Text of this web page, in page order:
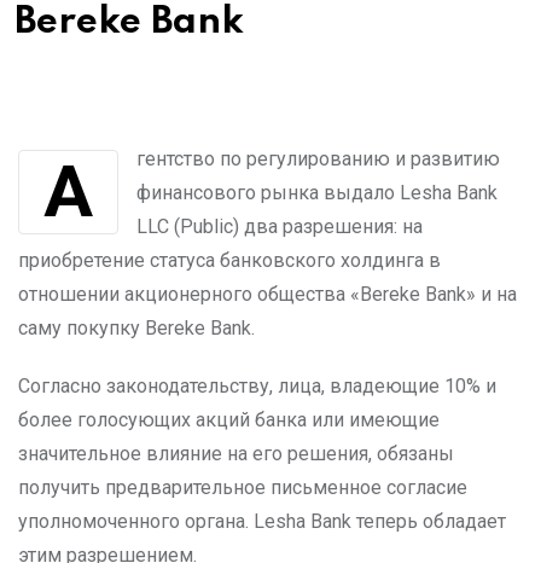
Bereke Bank
Агентство по регулированию и развитию
финансового рынка выдало Lesha Bank
LLC (Public) два разрешения: на
приобретение статуса банковского холдинга в
отношении акционерного общества «Bereke Bank» и на
саму покупку Bereke Bank.
Согласно законодательству, лица, владеющие 10% и
более голосующих акций банка или имеющие
значительное влияние на его решения, обязаны
получить предварительное письменное согласие
уполномоченного органа. Lesha Bank теперь обладает
этим разрешением.